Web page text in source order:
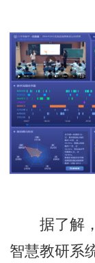
据了解，
智慧教研系